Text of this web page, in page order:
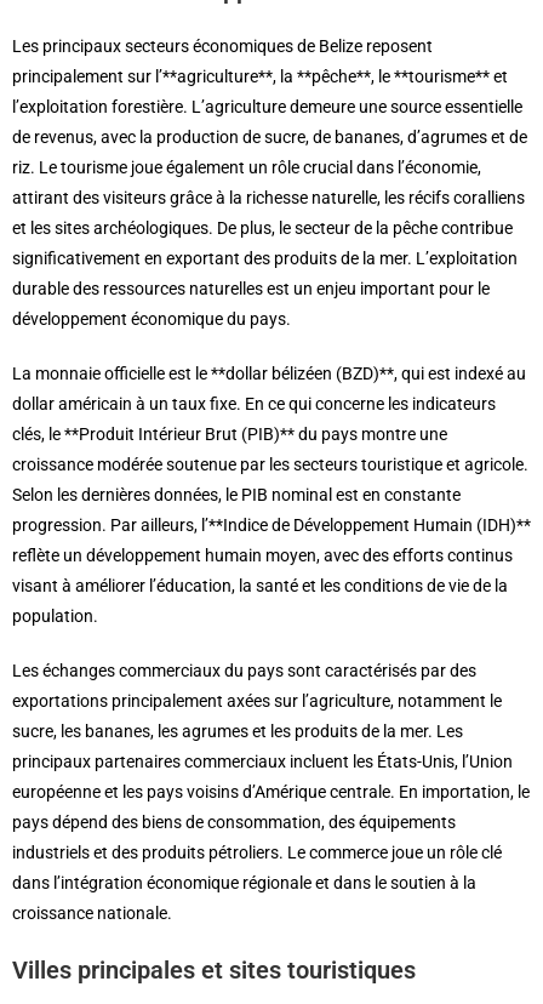
Les principaux secteurs économiques de Belize reposent
principalement sur l’**agriculture**, la **pêche**, le **tourisme** et
l’exploitation forestière. L’agriculture demeure une source essentielle
de revenus, avec la production de sucre, de bananes, d’agrumes et de
riz. Le tourisme joue également un rôle crucial dans l’économie,
attirant des visiteurs grâce à la richesse naturelle, les récifs coralliens
et les sites archéologiques. De plus, le secteur de la pêche contribue
significativement en exportant des produits de la mer. L’exploitation
durable des ressources naturelles est un enjeu important pour le
développement économique du pays.
La monnaie officielle est le **dollar bélizéen (BZD)**, qui est indexé au
dollar américain à un taux fixe. En ce qui concerne les indicateurs
clés, le **Produit Intérieur Brut (PIB)** du pays montre une
croissance modérée soutenue par les secteurs touristique et agricole.
Selon les dernières données, le PIB nominal est en constante
progression. Par ailleurs, l’**Indice de Développement Humain (IDH)**
reflète un développement humain moyen, avec des efforts continus
visant à améliorer l’éducation, la santé et les conditions de vie de la
population.
Les échanges commerciaux du pays sont caractérisés par des
exportations principalement axées sur l’agriculture, notamment le
sucre, les bananes, les agrumes et les produits de la mer. Les
principaux partenaires commerciaux incluent les États-Unis, l’Union
européenne et les pays voisins d’Amérique centrale. En importation, le
pays dépend des biens de consommation, des équipements
industriels et des produits pétroliers. Le commerce joue un rôle clé
dans l’intégration économique régionale et dans le soutien à la
croissance nationale.
Villes principales et sites touristiques